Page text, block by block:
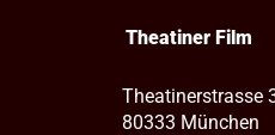
Theatiner Film
Theatinerstrasse
80333 München